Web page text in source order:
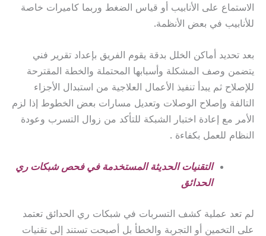
الاستماع على الأنابيب أو قياس الضغط وربما كاميرات خاصة
للأنابيب في بعض الأنظمة.
بعد تحديد أماكن الخلل بدقة يقوم الفريق بإعداد تقرير فني
يتضمن وصف المشكلة وأسبابها المحتملة والخطة المقترحة
للإصلاح ثم يبدأ تنفيذ الأعمال العلاجية من استبدال الأجزاء
التالفة وإصلاح الوصلات وتعديل مسارات بعض الخطوط إذا لزم
الأمر مع إعادة اختبار الشبكة للتأكد من زوال التسرب وعودة
النظام للعمل بكفاءة .
التقنيات الحديثة المستخدمة في فحص شبكات ري
الحدائق
لم تعد عملية كشف التسربات في شبكات ري الحدائق تعتمد
على التخمين أو التجربة والخطأ بل أصبحت تستند إلى تقنيات